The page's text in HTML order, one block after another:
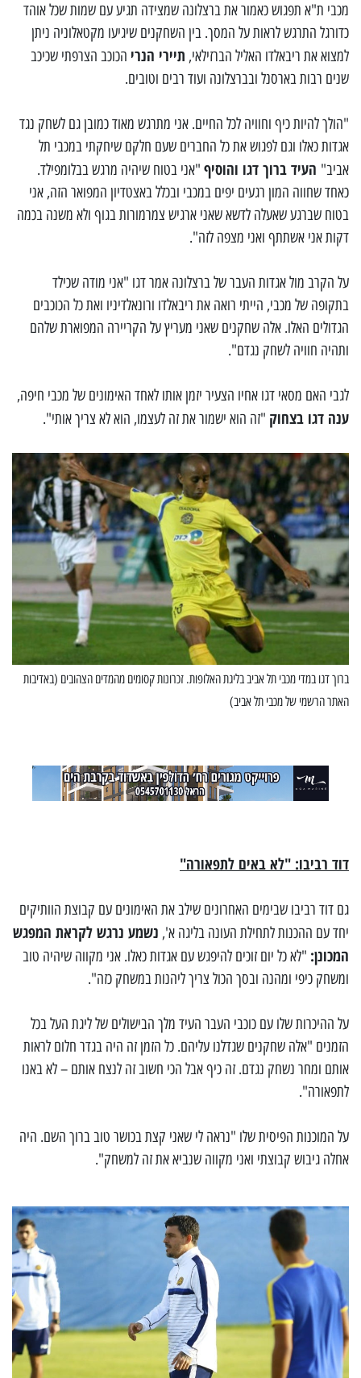
מכבי ת"א תפגוש כאמור את ברצלונה שמצידה תגיע עם שמות שכל אוהד
כדורגל התרגש לראות על המסך. בין השחקנים שיגיעו מקטאלוניה ניתן
למצוא את ריבאלדו האליל הברזילאי, תיירי הנרי הכוכב הצרפתי שכיכב
שנים רבות בארסנל ובברצלונה ועוד רבים וטובים.
"הולך להיות כיף וחוויה לכל החיים. אני מתרגש מאוד כמובן גם לשחק נגד
אגדות כאלו וגם לפגוש את כל החברים שעם חלקם שיחקתי במכבי תל
אביב" העיד ברוך דגו והוסיף "אני בטוח שיהיה מרגש בבלומפילד.
כאחד שחווה המון רגעים יפים במכבי ובכלל באצטדיון המפואר הזה, אני
בטוח שברגע שאעלה לדשא שאני ארגיש צמרמורות בגוף ולא משנה בכמה
דקות אני אשתתף ואני מצפה לזה".
על הקרב מול אגדות העבר של ברצלונה אמר דגו "אני מודה שכילד
בתקופה של מכבי, הייתי רואה את ריבאלדו ורונאלדיניו ואת כל הכוכבים
הגדולים האלו. אלה שחקנים שאני מעריץ על הקריירה המפוארת שלהם
ותהיה חוויה לשחק נגדם".
לגבי האם מסאי דגו אחיו הצעיר יזמן אותו לאחד האימונים של מכבי חיפה,
ענה דגו בצחוק "זה הוא ישמור את זה לעצמו, הוא לא צריך אותי".
ברוך דגו במדי מכבי תל אביב בליגת האלופות. זכרונות קסומים מהמדים הצהובים (באדיבות
האתר הרשמי של מכבי תל אביב)
דוד רביבו: "לא באים לתפאורה"
גם דוד רביבו שבימים האחרונים שילב את האימונים עם קבוצת הוותיקים
יחד עם ההכנות לתחילת העונה בליגה א', נשמע נרגש לקראת המפגש
המכונן: "לא כל יום זוכים להיפגש עם אגדות כאלו. אני מקווה שיהיה טוב
ומשחק כיפי ומהנה ובסך הכול צריך ליהנות במשחק כזה".
על ההיכרות שלו עם כוכבי העבר העיד מלך הבישולים של ליגת העל בכל
הזמנים "אלה שחקנים שגדלנו עליהם. כל הזמן זה היה בגדר חלום לראות
אותם ומחר נשחק נגדם. זה כיף אבל הכי חשוב זה לנצח אותם – לא באנו
לתפאורה".
על המוכנות הפיסית שלו "נראה לי שאני קצת בכושר טוב ברוך השם. היה
אחלה גיבוש קבוצתי ואני מקווה שנביא את זה למשחק".